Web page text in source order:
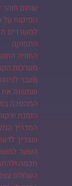
שחום
הפיקוח על
למשרדים
התפוקה
החוויה
מערכות
מעבר
שמשנה את
המהפכה
הזמנת
המדריך
שצריך לדעת על בט 365 ועל
חכמה
השתלת עצם